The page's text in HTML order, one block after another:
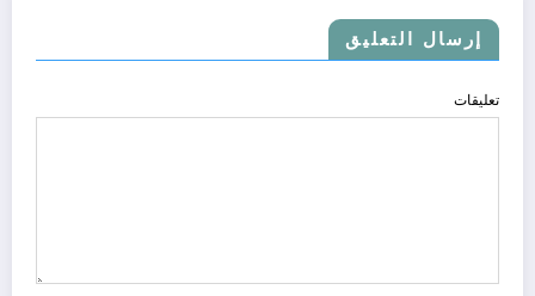
إرسال التعليق
تعليقات